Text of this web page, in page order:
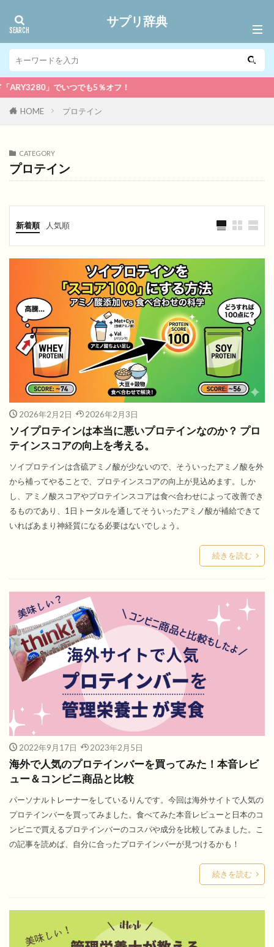
サプリ辞典
つでも5％オフ！
HOME プロテイン
CATEGORY
プロテイン
新着順 人気順
2026年2月2日 2026年2月3日
ソイプロテインは本当に悪いプロテインなのか？ プロ
テインスコアの向上を考える。
ソイプロテインは含硫アミノ酸が少ないので、そういったアミノ酸を外
から補ってやることで、プロテインスコアの向上が見込めます。しか
し、アミノ酸スコアやプロテインスコアは食べ合わせによって改善でき
るものであり、1日トータルを通してそういったアミノ酸が補給できて
いればあまり神経質になる必要はないでしょう。
続きを読む
2022年9月17日 2023年2月5日
海外で人気のプロテインバーを買ってみた！本音レビ
ュー＆コンビニ商品と比較
パーソナルトレーナーをしているりんです。今回は海外サイトで人気の
プロテインバーを買ってみました。食べてみた本音レビューと日本のコ
ンビニで買えるプロテインバーのコスパや成分を比較してみました。こ
の記事を読めば、自分に合ったプロテインバーが見つけるかも！
続きを読む